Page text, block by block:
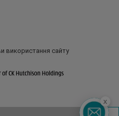
використання сайту
x